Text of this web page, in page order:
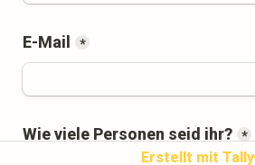
E-Mail *
Wie viele Personen seid ihr? *
Erstellt mit Tally